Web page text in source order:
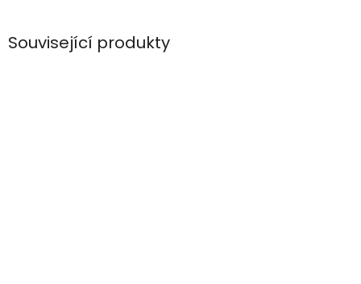
Související produkty